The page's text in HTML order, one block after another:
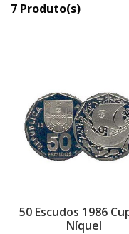
7 Produto(s)
50 Escudos 1986
Níquel